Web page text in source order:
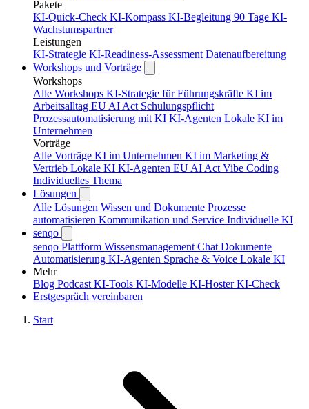
Pakete
KI-Quick-Check KI-Kompass KI-Begleitung 90 Tage KI-
Wachstumspartner
Leistungen
KI-Strategie KI-Readiness-Assessment Datenaufbereitung
Workshops und Vorträge
Workshops
Alle Workshops KI-Strategie für Führungskräfte KI im
Arbeitsalltag EU AI Act Schulungspflicht
Prozessautomatisierung mit KI KI-Agenten Lokale KI im
Unternehmen
Vorträge
Alle Vorträge KI im Unternehmen KI im Marketing &
Vertrieb Lokale KI KI-Agenten EU AI Act Vibe Coding
Individuelles Thema
Lösungen
Alle Lösungen Wissen und Dokumente Prozesse
automatisieren Kommunikation und Service Individuelle KI
senqo
senqo Plattform Wissensmanagement Chat Dokumente
Automatisierung KI-Agenten Sprache & Voice Lokale KI
Mehr
Blog Podcast KI-Tools KI-Modelle KI-HosterKI-Check
Erstgespräch vereinbaren
Start